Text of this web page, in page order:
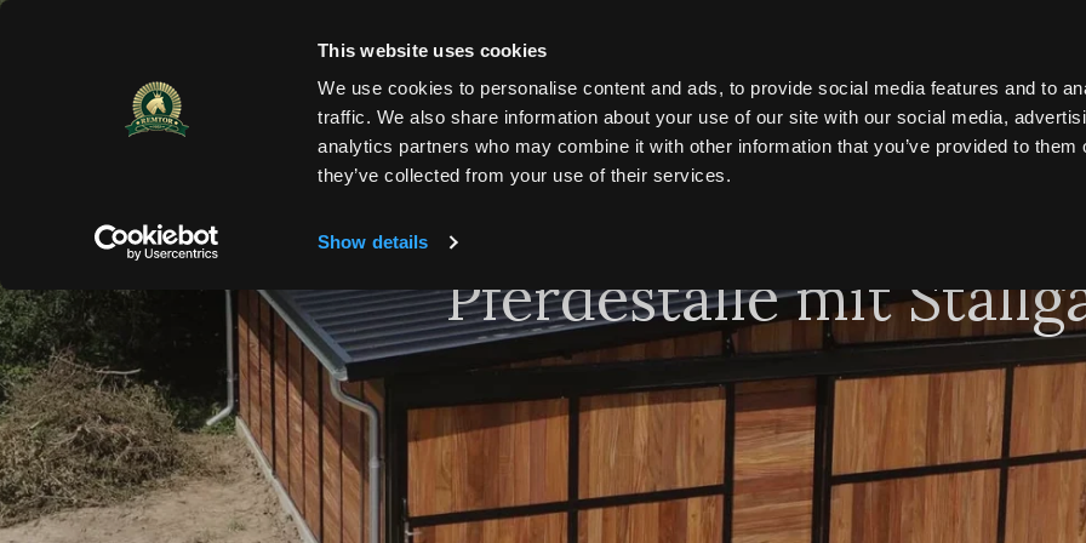
This website uses cookies
We use cookies to personalise content and ads, to provide social media features and to
traffic. We also share information about your use of our site with our social media,
analytics partners who may combine it with other information that you’ve provided to them
they’ve collected from your use of their services.
Show details
KATALOG REFERENZEN
Pferdeställe mit